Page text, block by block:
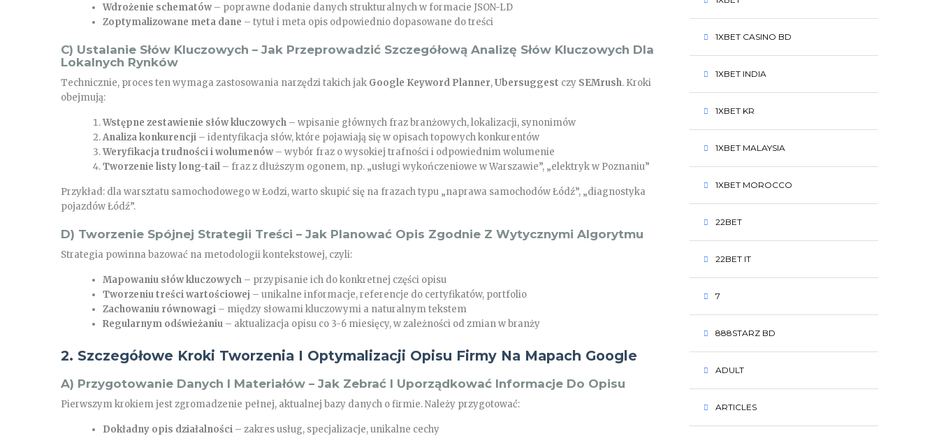
1XBET CASINO BD
1XBET INDIA
1XBET KR
1XBET MALAYSIA
1XBET MOROCCO
22BET
22BET IT
7
888STARZ BD
ADULT
ARTICLES
Wdrożenie schematów– poprawne dodanie danych strukturalnych w formacie JSON-LD
Zoptymalizowane meta dane – tytuł i meta opis odpowiednio dopasowane do treści
C) Ustalanie Słów Kluczowych – Jak Przeprowadzić Szczegółową Analizę Słów Kluczowych Dla
Lokalnych Rynków
Technicznie, proces ten wymaga zastosowania narzędzi takich jak Google Keyword Planner,Ubersuggest czy SEMrush. Kroki
obejmują:
Wstępne zestawienie słów kluczowych – wpisanie głównych fraz branżowych, lokalizacji, synonimów
Analiza konkurencji – identyfikacja słów, które pojawiają się w opisach topowych konkurentów
Weryfikacja trudności i wolumenów– wybór fraz o wysokiej trafności i odpowiednim wolumenie
Tworzenie listy long-tail – fraz z dłuższym ogonem, np. „usługi wykończeniowe w Warszawie”, „elektryk w Poznaniu”
Przykład: dla warsztatu samochodowego w Łodzi, warto skupić się na frazach typu „naprawa samochodów Łódź”, „diagnostyka
pojazdów Łódź”.
D) Tworzenie Spójnej Strategii Treści – Jak Planować Opis Zgodnie Z Wytycznymi Algorytmu
Strategia powinna bazować na metodologii kontekstowej, czyli:
Mapowaniu słów kluczowych – przypisanie ich do konkretnej części opisu
Tworzeniu treści wartościowej – unikalne informacje, referencje do certyfikatów, portfolio
Zachowaniu równowagi – między słowami kluczowymi a naturalnym tekstem
Regularnym odświeżaniu – aktualizacja opisu co 3-6 miesięcy, w zależności od zmian w branży
2. Szczegółowe Kroki Tworzenia I Optymalizacji Opisu Firmy Na Mapach Google
A) Przygotowanie Danych I Materiałów – Jak Zebrać I Uporządkować Informacje Do Opisu
Pierwszym krokiem jest zgromadzenie pełnej, aktualnej bazy danych o firmie. Należy przygotować:
Dokładny opis działalności – zakres usług, specjalizacje, unikalne cechy